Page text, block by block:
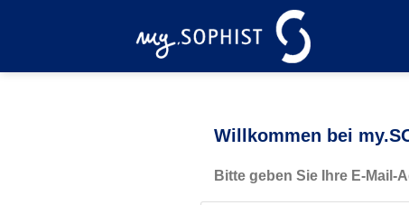
Willkommen bei
Bitte geben Sie Ihre E-